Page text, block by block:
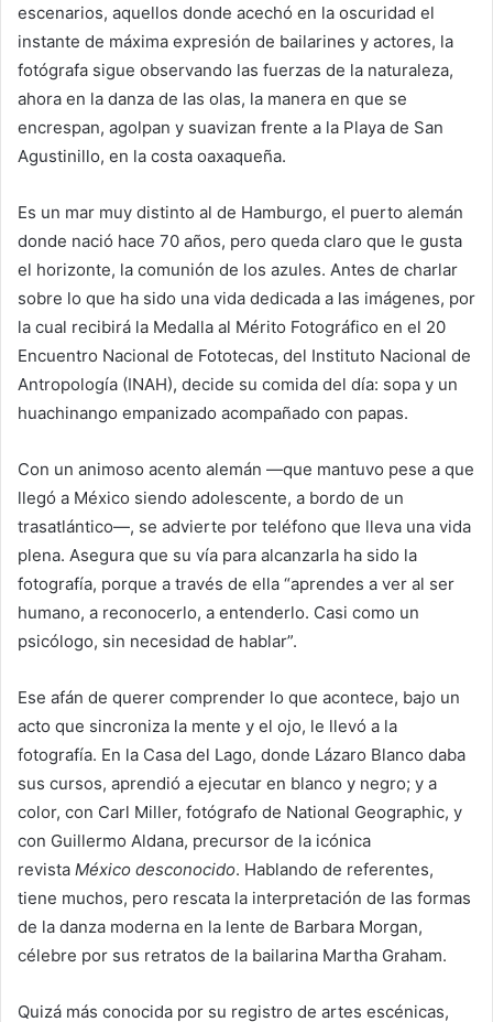
escenarios, aquellos donde acechó en la oscuridad el
instante de máxima expresión de bailarines y actores, la
fotógrafa sigue observando las fuerzas de la naturaleza,
ahora en la danza de las olas, la manera en que se
encrespan, agolpan y suavizan frente a la Playa de San
Agustinillo, en la costa oaxaqueña.
Es un mar muy distinto al de Hamburgo, el puerto alemán
donde nació hace 70 años, pero queda claro que le gusta
el horizonte, la comunión de los azules. Antes de charlar
sobre lo que ha sido una vida dedicada a las imágenes, por
la cual recibirá la Medalla al Mérito Fotográfico en el 20
Encuentro Nacional de Fototecas, del Instituto Nacional de
Antropología (INAH), decide su comida del día: sopa y un
huachinango empanizado acompañado con papas.
Con un animoso acento alemán —que mantuvo pese a que
llegó a México siendo adolescente, a bordo de un
trasatlántico—, se advierte por teléfono que lleva una vida
plena. Asegura que su vía para alcanzarla ha sido la
fotografía, porque a través de ella “aprendes a ver al ser
humano, a reconocerlo, a entenderlo. Casi como un
psicólogo, sin necesidad de hablar”.
Ese afán de querer comprender lo que acontece, bajo un
acto que sincroniza la mente y el ojo, le llevó a la
fotografía. En la Casa del Lago, donde Lázaro Blanco daba
sus cursos, aprendió a ejecutar en blanco y negro; y a
color, con Carl Miller, fotógrafo de National Geographic, y
con Guillermo Aldana, precursor de la icónica
revista México desconocido. Hablando de referentes,
tiene muchos, pero rescata la interpretación de las formas
de la danza moderna en la lente de Barbara Morgan,
célebre por sus retratos de la bailarina Martha Graham.
Quizá más conocida por su registro de artes escénicas,